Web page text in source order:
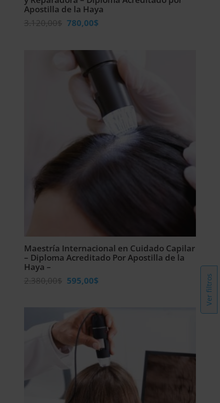
Apostilla de la Haya
3.120,00$ El
era:
3.120,00$.
780,00$El
780,00$.
Maestría Internacional en Cuidado Capilar
– Diploma Acreditado Por Apostilla de la
Haya –
2.380,00$ El
2.380,00$.
595,00$El
es:
595,00$.
Ver filtros